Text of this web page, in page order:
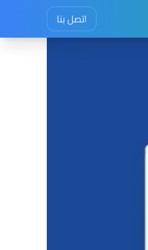
اتصل بنا